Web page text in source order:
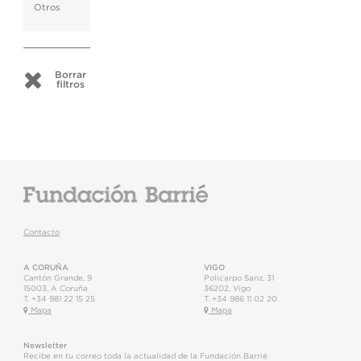
Otros
Borrar
filtros
Contacto
A CORUÑA
Cantón Grande, 9
15003
A Coruña
T. +34 981 22 15 25
Mapa
VIGO
Policarpo Sanz, 31
36202 Vigo
T. +34 986 11 02 20
Mapa
Newsletter
Recibe en tu correo toda la actualidad de la Fundación Barrié